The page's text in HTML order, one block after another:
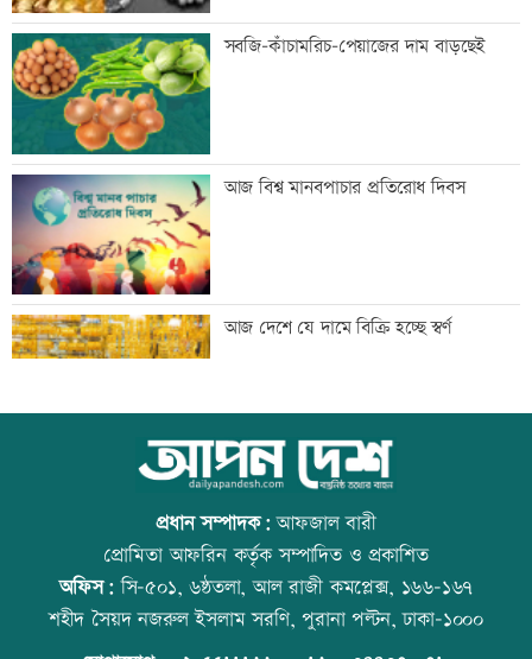
প্রথম শ্রেণিতে ভর্তি লটারিতে
মেঘনার ভাঙনরোধে জিও ব্যাগ প্রকল্পে
অনিয়ম, এলাকাবাসীর মানববন্ধন
বাংলাদেশি পাঁচ হাজার কৃষি শ্রমিক নেবে
ওমান
স্বর্ণ খাতকে আনুষ্ঠানিক কাঠামোয় আনছে
সরকার, মতামত চাইল মন্ত্রণালয়
গবেষণা-দক্ষতা উন্নয়নে বাংলাদেশ-অস্ট্রেলিয়ার
নতুন উদ্যোগ
সবজি-কাঁচামরিচ-পেয়াজের দাম বাড়ছেই
আজ বিশ্ব মানবপাচার প্রতিরোধ দিবস
আজ দেশে যে দামে বিক্রি হচ্ছে স্বর্ণ
আজ বিশ্ব বন্ধু দিবস
প্রতিমন্ত্রীকে ঘিরে ভাইরাল ভিডিওতে ছবি
জুড়ে অপপ্রচার: এলিন
প্রধান সম্পাদক:আফজাল বারী
প্রোমিতা আফরিন কর্তৃক সম্পাদিত ও প্রকাশিত
অফিস:সি-৫০১, ৬ষ্ঠতলা, আল রাজী কমপ্লেক্স, ১৬৬-১৬৭
শহীদ সৈয়দ নজরুল ইসলাম সরণি, পুরানা পল্টন, ঢাকা-১০০০